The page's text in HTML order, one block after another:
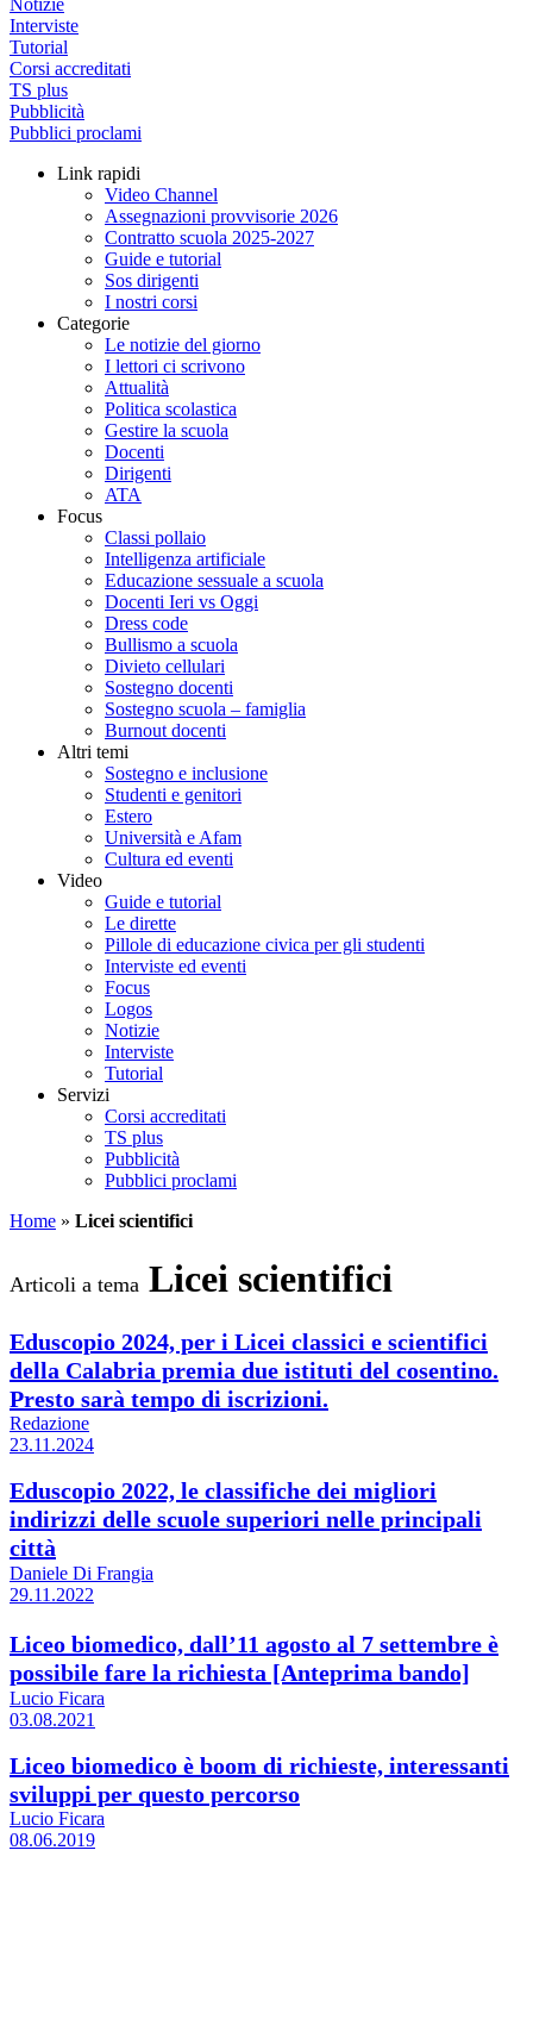
Notizie
Interviste
Tutorial
Corsi accreditati
TS plus
Pubblicità
Pubblici proclami
Link rapidi
Video Channel
Assegnazioni provvisorie 2026
Contratto scuola 2025-2027
Guide e tutorial
Sos dirigenti
I nostri corsi
Categorie
Le notizie del giorno
I lettori ci scrivono
Attualità
Politica scolastica
Gestire la scuola
Docenti
Dirigenti
ATA
Focus
Classi pollaio
Intelligenza artificiale
Educazione sessuale a scuola
Docenti Ieri vs Oggi
Dress code
Bullismo a scuola
Divieto cellulari
Sostegno docenti
Sostegno scuola – famiglia
Burnout docenti
Altri temi
Sostegno e inclusione
Studenti e genitori
Estero
Università e Afam
Cultura ed eventi
Video
Guide e tutorial
Le dirette
Pillole di educazione civica per gli studenti
Interviste ed eventi
Focus
Logos
Notizie
Interviste
Tutorial
Servizi
Corsi accreditati
TS plus
Pubblicità
Pubblici proclami
Home » Licei scientifici
Articoli a tema Licei scientifici
Eduscopio 2024, per i Licei classici e scientifici
della Calabria premia due istituti del cosentino.
Presto sarà tempo di iscrizioni.
Redazione
23.11.2024
Eduscopio 2022, le classifiche dei migliori
indirizzi delle scuole superiori nelle principali
città
Daniele Di Frangia
29.11.2022
Liceo biomedico, dall’11 agosto al 7 settembre è
possibile fare la richiesta [Anteprima bando]
Lucio Ficara
03.08.2021
Liceo biomedico è boom di richieste, interessanti
sviluppi per questo percorso
Lucio Ficara
08.06.2019